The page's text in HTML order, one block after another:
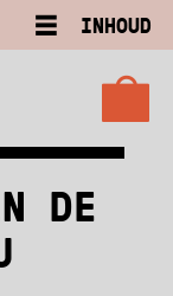
INHOUD
DE